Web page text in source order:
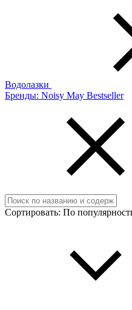
Водолазки
Бренды: Noisy May Bestseller
Сортировать: По